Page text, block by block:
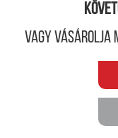
Vagy vásárolja